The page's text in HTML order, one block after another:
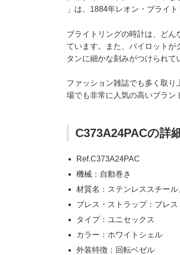
」は、1884年レオン・ブライ
ブライトリングの時計は、ど
ています。また、パイロット
タンに細かな刻みがつけられて
ファッション雑誌でも多く取
場でも非常に人気の高いブラン
C373A24PACの詳
Ref.C373A24PAC
機械：自動巻き
材質名：ステンレススチー
ブレス・ストラップ：ブレス
タイプ：ユニセックス
カラー：ホワイトシェル
外装特徴：回転ベゼル